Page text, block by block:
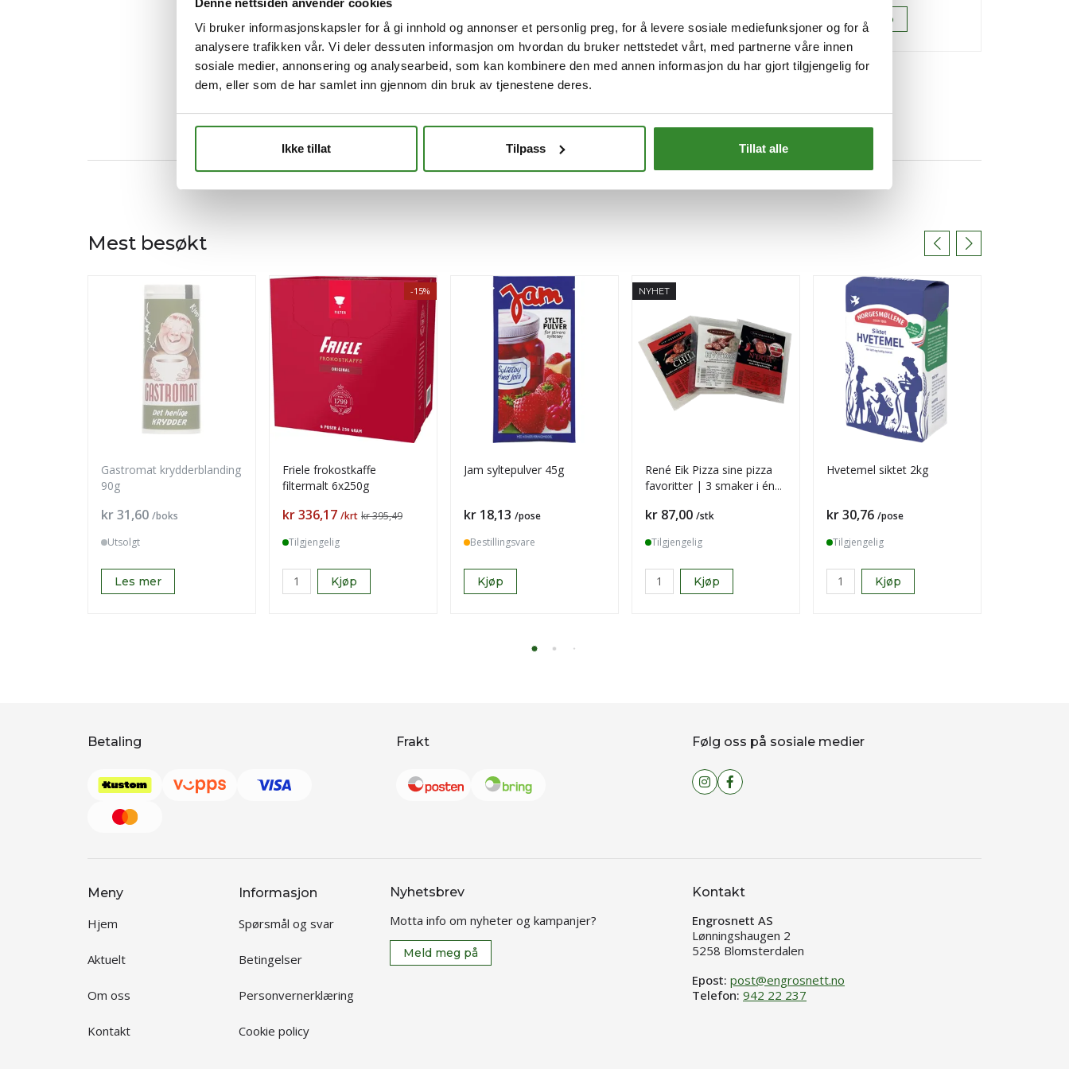
Denne nettsiden anvender cookies
Vi bruker informasjonskapsler for å gi innhold og annonser et personlig preg, for å levere sosiale mediefunksjoner og for å
analysere trafikken vår. Vi deler dessuten informasjon om hvordan du bruker nettstedet vårt, med partnerne våre innen
sosiale medier, annonsering og analysearbeid, som kan kombinere den med annen informasjon du har gjort tilgjengelig for
dem, eller som de har samlet inn gjennom din bruk av tjenestene deres.
Ikke tillat Tilpass Tillat alle
Kjøp Kjøp
Mest besøkt
Gastromat krydderblanding
90g
Pris
kr 31,60 /boks
Utsolgt
Les mer
-15%
Friele frokostkaffe
filtermalt 6x250g
Pris
kr 336,17 /krt kr 395,49
Tilgjengelig
Kjøp
Jam syltepulver 45g
Pris
kr 18,13 /pose
Bestillingsvare
Kjøp
NYHET
René Eik Pizza sine pizza
favoritter | 3 smaker i én
Pris
kr 87,00 /stk
Tilgjengelig
Kjøp
Hvetemel siktet 2kg
Pris
kr 30,76 /pose
Tilgjengelig
Kjøp
Betaling Frakt Følg oss på sosiale medier
Meny
Hjem
Aktuelt
Om oss
Kontakt
Informasjon
Spørsmål og svar
Betingelser
Personvernerklæring
Cookie policy
Nyhetsbrev
Motta info om nyheter og kampanjer?
Meld meg på
Kontakt
Engrosnett AS
Lønningshaugen 2
5258 Blomsterdalen
Epost: post@engrosnett.no
Telefon: 942 22 237